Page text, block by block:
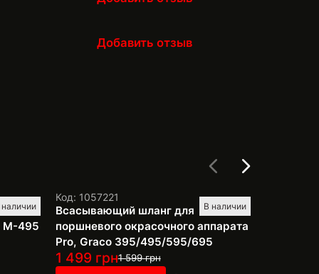
Добавить отзыв
наличии
M-495
В наличии
Код: 1057221
Всасывающий шланг для
поршневого окрасочного аппарата
Pro, Graco 395/495/595/695
1 499 грн1 599грн